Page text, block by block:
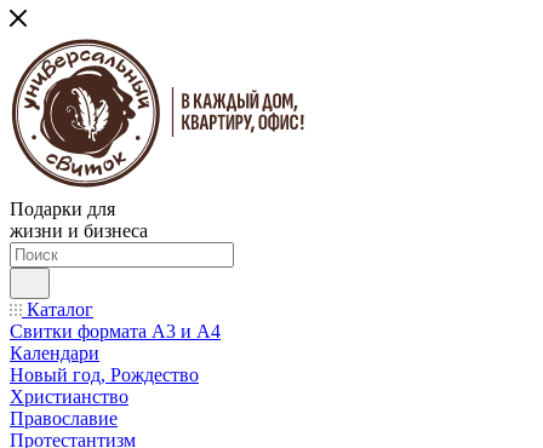
Подарки для
жизни и бизнеса
Каталог
Свитки формата А3 и А4
Календари
Новый год, Рождество
Христианство
Православие
Протестантизм